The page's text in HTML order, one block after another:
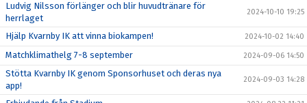
Ludvig Nilsson förlänger och blir huvudtränare för
herrlaget
2024-10-10 19:25
Hjälp Kvarnby IK att vinna biokampen! 2024-10-02 14:40
Matchklimathelg 7-8 september 2024-09-06 14:50
Stötta Kvarnby IK genom Sponsorhuset och deras nya
app!
2024-09-03 14:28